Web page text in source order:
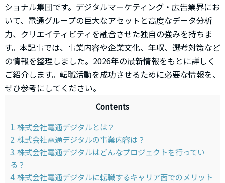
ショナル集団です。デジタルマーケティング・広告業界にお
いて、電通グループの巨大なアセットと高度なデータ分析
力、クリエイティビティを融合させた独自の強みを持ちま
す。本記事では、事業内容や企業文化、年収、選考対策など
の情報を整理しました。2026年の最新情報をもとに詳しく
ご紹介します。転職活動を成功させるために必要な情報を、
ぜひ参考にしてください。
Contents
1. 株式会社電通デジタルとは？
2. 株式会社電通デジタルの事業内容は？
3. 株式会社電通デジタルはどんなプロジェクトを行ってい
る？
4. 株式会社電通デジタルに転職するキャリア面でのメリット